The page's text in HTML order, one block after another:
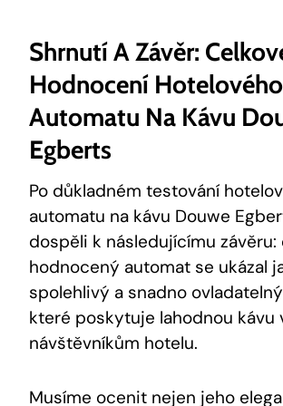
Shrnutí A Závěr:
Hodnocení Hotelového
Automatu Na Kávu
Egberts
Po důkladném testování
automatu na kávu Douwe
dospěli k následujícímu závěru:
hodnocený automat se ukázal
spolehlivý a snadno
které poskytuje lahodnou kávu
návštěvníkům hotelu.
Musíme ocenit nejen jeho